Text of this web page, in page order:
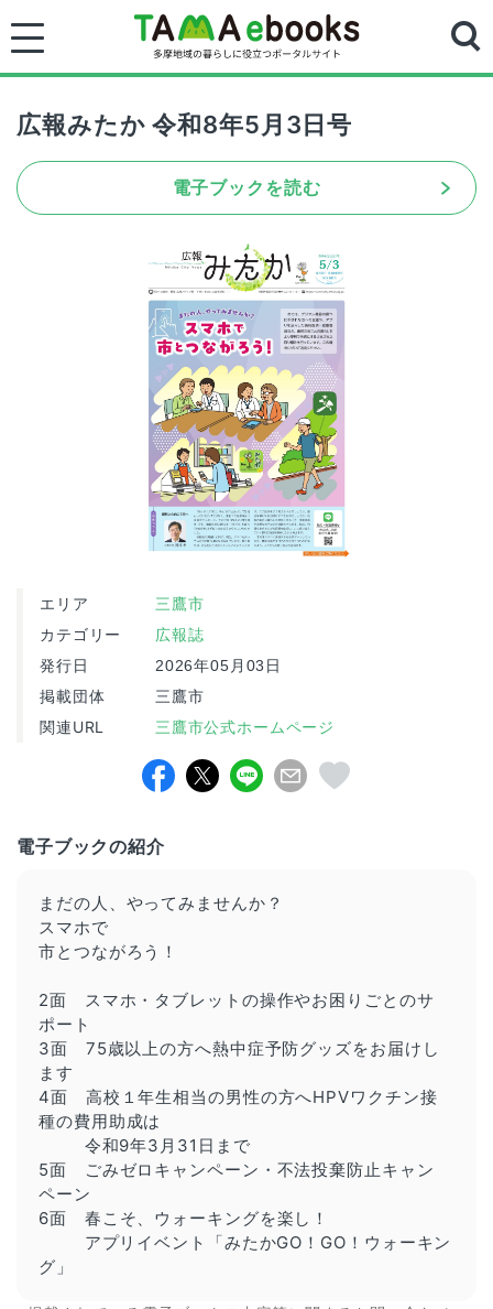
広報みたか 令和8年5月3日号
電子ブックを読む
エリア 三鷹市
カテゴリー 広報誌
発行日 2026年05月03日
掲載団体 三鷹市
関連URL 三鷹市公式ホームページ
電子ブックの紹介
まだの人、やってみませんか？
スマホで
市と つながろう！
2面 スマホ・タブレットの操作やお困りごとのサ
ポート
3面 75歳以上の方へ熱中症予防グッズをお届けし
ます
4面 高校１年生相当の男性の方へHPVワクチン接
種の費用助成は
令和9年3月31日まで
5面 ごみゼロキャンペーン・不法投棄防止キャン
ペーン
6面 春こそ、ウォーキングを楽し！
アプリイベント「みたかGO！GO！ウォーキン
グ」